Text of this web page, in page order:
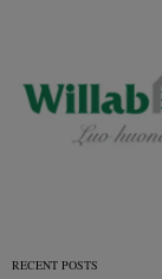
RECENT POSTS